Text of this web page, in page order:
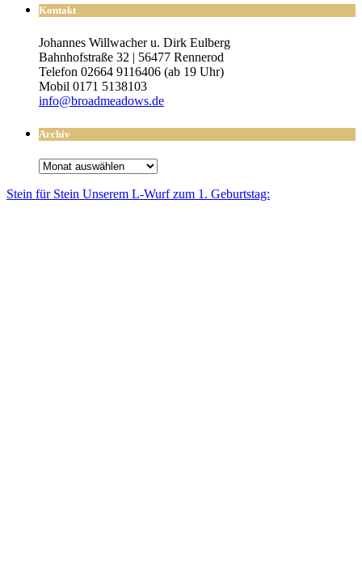
Kontakt
Johannes Willwacher u. Dirk Eulberg
Bahnhofstraße 32 | 56477 Rennerod
Telefon 02664 9116406 (ab 19 Uhr)
Mobil 0171 5138103
info@broadmeadows.de
Archiv
Archiv
Stein für Stein Unse­rem L-Wurf zum 1. Geburtstag: